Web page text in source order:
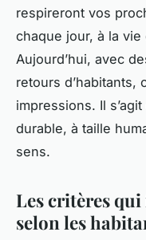
respireront vos
chaque jour, à la
Aujourd’hui, avec
retours d’habitants,
impressions. Il
durable, à taille
sens.
Les critères
selon les